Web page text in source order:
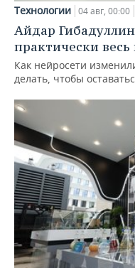
Технологии 04 авг, 00:00
Айдар
практически
Как нейросети
делать, чтобы